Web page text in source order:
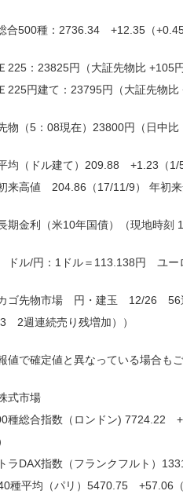
合500種：2736.34 +12.35（
225：23825円（大証先物比 +105
225円建て：23795円（大証先物比
物（5：08現在）23800円（日中
均（ドル建て）209.88 +1.23（1/5
初来高値 204.86（17/11/9） 年初
期金利（米10年国債）（現地時
ル/円：1ドル＝113.138円 ユー
カゴ先物市場 円・建玉 12/26 56
2週連続売り残増加））
値で確定値と異なっている場合も
式市場
種総合指数（ロンドン) 7724.22
ラDAX指数（フランクフルト）
種平均（パリ）5470.75 +57.06（